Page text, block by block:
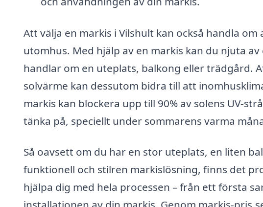
Att välja en markis i Vilshult kan också handla
utomhus. Med hjälp av en markis kan du njuta
handlar om en uteplats, balkong eller trädgård.
solvärme kan dessutom bidra till att
markis kan blockera upp till 90% av solens UV-
tänka på, speciellt under sommarens varma
Så oavsett om du har en stor uteplats, en liten
funktionell och stilren markislösning, finns det
hjälpa dig med hela processen – från ett första